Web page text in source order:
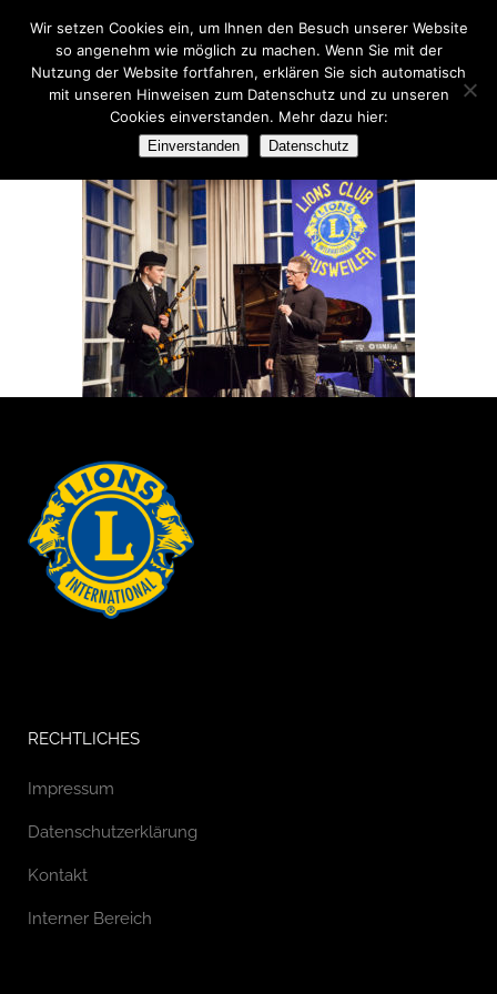
08032014-ART-DINNER_274
RECHTLICHES
Impressum
Datenschutzerklärung
Kontakt
Interner Bereich
Wir setzen Cookies ein, um Ihnen den Besuch unserer Website
so angenehm wie möglich zu machen. Wenn Sie mit der
Nutzung der Website fortfahren, erklären Sie sich automatisch
mit unseren Hinweisen zum Datenschutz und zu unseren
Cookies einverstanden. Mehr dazu hier:
Einverstanden Datenschutz